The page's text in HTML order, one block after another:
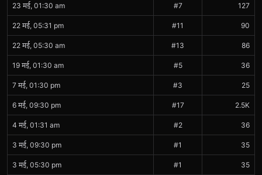
23 मई, 01:30 am #7 127
22 मई, 05:31 pm #11 90
22 मई, 05:30 am #13 86
19 मई, 01:30 am #5 36
7 मई, 01:30 pm #3 25
6 मई, 09:30 pm #17 2.5K
4 मई, 01:31 am #2 36
3 मई, 09:30 pm #1 35
3 मई, 05:30 pm #1 35